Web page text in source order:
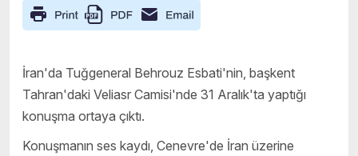
İran'da Tuğgeneral Behrouz Esbati'nin, başkent
Tahran'daki Veliasr Camisi'nde 31 Aralık'ta yaptığı
konuşma ortaya çıktı.
Konuşmanın ses kaydı, Cenevre'de İran üzerine